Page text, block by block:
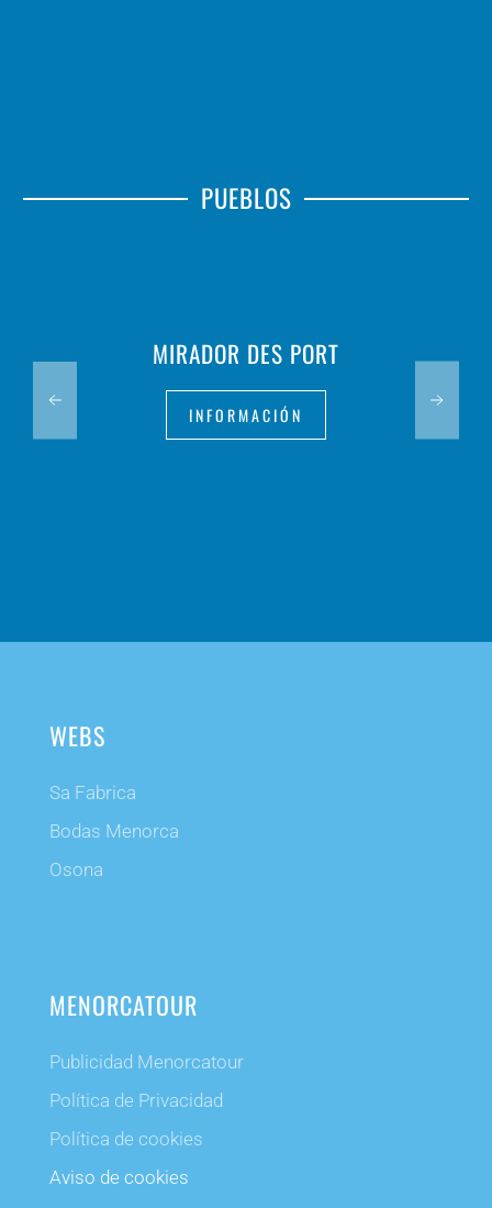
PUEBLOS
MIRADOR DES PORT
INFORMACIÓN
WEBS
Sa Fabrica
Bodas Menorca
Osona
MENORCATOUR
Publicidad Menorcatour
Política de Privacidad
Política de cookies
Aviso de cookies